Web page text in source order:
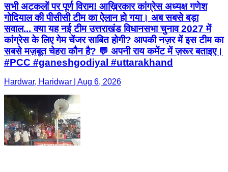
सभी अटकलों पर पूर्ण विराम! आख़िरकार कांग्रेस अध्यक्ष गणेश
गोदियाल की पीसीसी टीम का ऐलान हो गया। अब सबसे बड़ा
सवाल... क्या यह नई टीम उत्तराखंड विधानसभा चुनाव 2027 में
कांग्रेस के लिए गेम चेंजर साबित होगी? आपकी नज़र में इस टीम का
सबसे मज़बूत चेहरा कौन है? 💬 अपनी राय कमेंट में ज़रूर बताइए।
#PCC #ganeshgodiyal #uttarakhand
Hardwar, Haridwar | Aug 6, 2026